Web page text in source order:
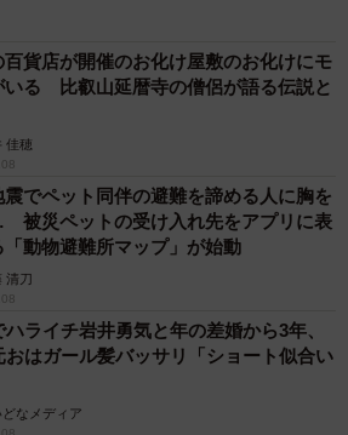
百貨店が開催のお化け屋敷のお化けにモ
いる 比叡山延暦寺の僧侶が語る伝説と
佳穂
震でペット同伴の避難を諦める人に胸を
被災ペットの受け入れ先をアプリに表
「動物避難所マップ」が始動
清刀
ハライチ岩井勇気と年の差婚から3年、
おはガール髪バッサリ「ショート似合い
どなメディア